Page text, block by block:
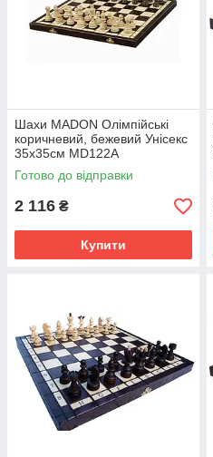
Шахи MADON Олімпійські
коричневий, бежевий Унісекс
35х35см MD122A
Готово до відправки
2 116 ₴
Купити